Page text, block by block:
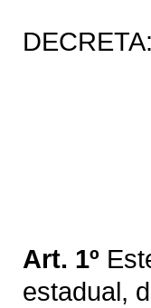
DECRETA:
Art. 1º
estadual,